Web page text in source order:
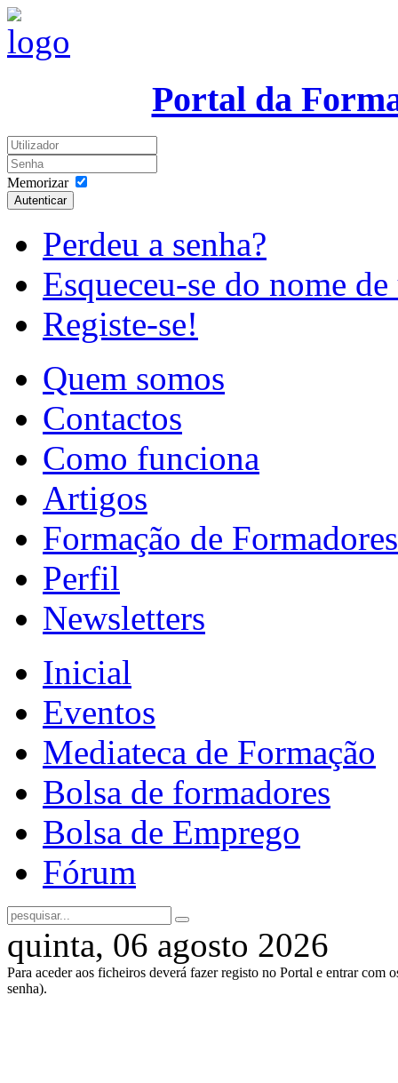
Portal da
Memorizar
Autenticar
Perdeu a senha?
Esqueceu-se do nome
Registe-se!
Quem somos
Contactos
Como funciona
Artigos
Formação de Formadores
Perfil
Newsletters
Inicial
Eventos
Mediateca de Formação
Bolsa de formadores
Bolsa de Emprego
Fórum
quinta, 06 agosto 2026
Para aceder aos ficheiros deverá fazer registo no Portal e entrar com
senha).